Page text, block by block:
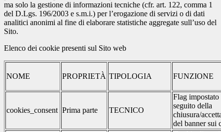
ma solo la gestione di informazioni tecniche (cfr. art. 122, comma 1
del D.Lgs. 196/2003 e s.m.i.) per l’erogazione di servizi o di dati
analitici anonimi al fine di elaborare statistiche aggregate sull’uso del
Sito.
Elenco dei cookie presenti sul Sito web
NOME PROPRIETÀ TIPOLOGIA FUNZIONE
cookies_consent Prima parte TECNICO
Flag impostato
seguito della
chiusura/
del banner sui